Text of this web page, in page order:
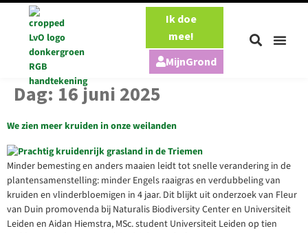
Ik doe
mee!
MijnGrond
Dag: 16 juni 2025
We zien meer kruiden in onze weilanden
Minder bemesting en anders maaien leidt tot snelle verandering in de
plantensamenstelling: minder Engels raaigras en verdubbeling van
kruiden en vlinderbloemigen in 4 jaar. Dit blijkt uit onderzoek van Fleur
van Duin promovenda bij Naturalis Biodiversity Center en Universiteit
Leiden en Aidan Hiemstra, MSc. student Universiteit Leiden op tien